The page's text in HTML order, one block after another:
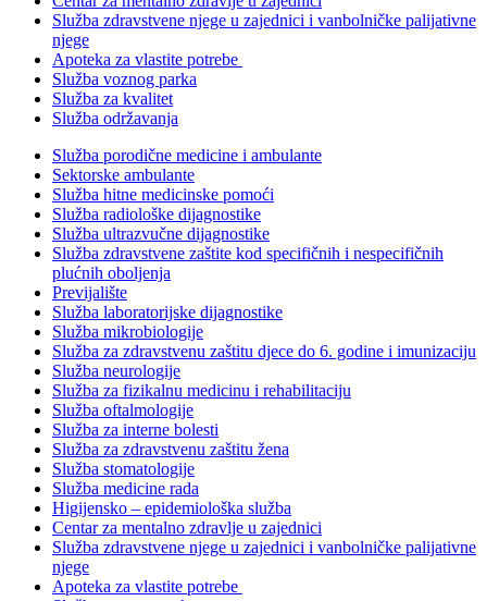
Služba zdravstvene njege u zajednici i vanbolničke palijativne
njege
Apoteka za vlastite potrebe
Služba voznog parka
Služba za kvalitet
Služba održavanja
Služba porodične medicine i ambulante
Sektorske ambulante
Služba hitne medicinske pomoći
Služba radiološke dijagnostike
Služba ultrazvučne dijagnostike
Služba zdravstvene zaštite kod specifičnih i nespecifičnih
plućnih oboljenja
Previjalište
Služba laboratorijske dijagnostike
Služba mikrobiologije
Služba za zdravstvenu zaštitu djece do 6. godine i imunizaciju
Služba neurologije
Služba za fizikalnu medicinu i rehabilitaciju
Služba oftalmologije
Služba za interne bolesti
Služba za zdravstvenu zaštitu žena
Služba stomatologije
Služba medicine rada
Higijensko – epidemiološka služba
Centar za mentalno zdravlje u zajednici
Služba zdravstvene njege u zajednici i vanbolničke palijativne
njege
Apoteka za vlastite potrebe